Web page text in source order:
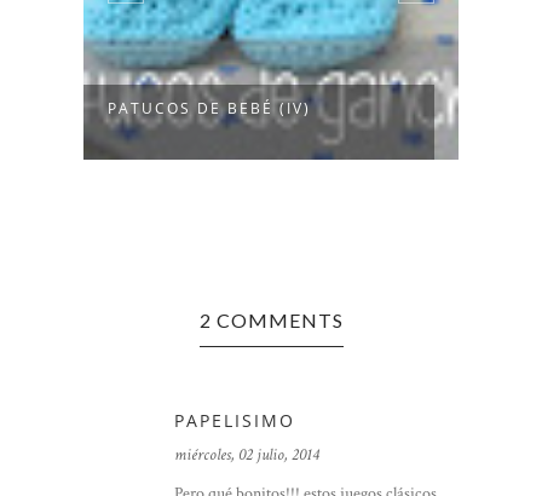
PATUCOS DE BEBÉ (IV)
2 COMMENTS
PAPELISIMO
miércoles, 02 julio, 2014